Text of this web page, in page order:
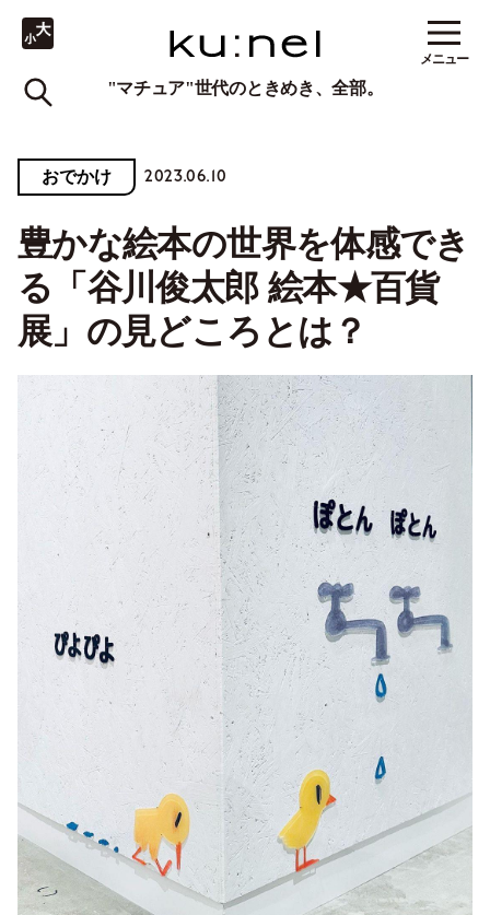
"マチュア"世代のときめき、全部。
メニュー
おでかけ 2023.06.10
豊かな絵本の世界を体感でき
る「谷川俊太郎 絵本★百貨
展」の見どころとは？